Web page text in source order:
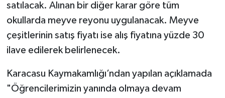
satılacak. Alınan bir diğer karar göre tüm
okullarda meyve reyonu uygulanacak. Meyve
çeşitlerinin satış fiyatı ise alış fiyatına yüzde 30
ilave edilerek belirlenecek.
Karacasu Kaymakamlığı’ndan yapılan açıklamada
"Öğrencilerimizin yanında olmaya devam